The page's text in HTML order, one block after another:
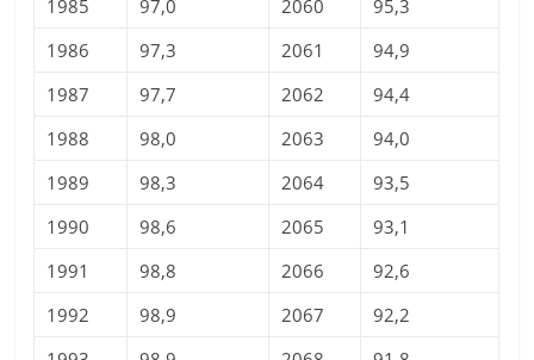
1985 97,0 2060
95,3
1986
97,3 2061
94,9
1987
97,7 2062
94,4
1988
98,0 2063
94,0
1989
98,3 2064
93,5
1990
98,6 2065
93,1
1991
98,8 2066
92,6
1992
98,9 2067
92,2